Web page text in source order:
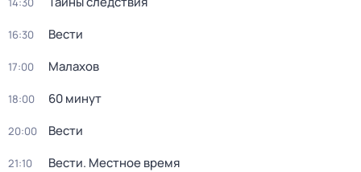
16:30 Вести
17:00 Малахов
18:00 60 минут
20:00 Вести
21:10 Вести. Местное время